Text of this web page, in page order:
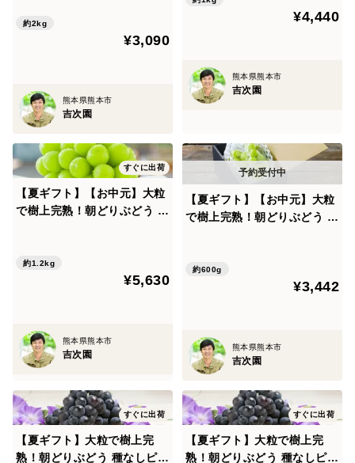
約2kg
¥3,090
熊本県熊本市
吉次園
¥4,440
熊本県熊本市
吉次園
すぐに出荷
【夏ギフト】【お中元】大粒
で樹上完熟！朝どりぶどう シ
g】
約1.2kg
¥5,630
熊本県熊本市
吉次園
【夏ギフト】【お中元】大粒
で樹上完熟！朝どりぶどう シ
ｇ】
約600g
¥3,442
熊本県熊本市
吉次園
すぐに出荷
【夏ギフト】大粒で樹上完
熟！朝どりぶどう 種なしピオ
すぐに出荷
【夏ギフト】大粒で樹上完
熟！朝どりぶどう 種なしピオ